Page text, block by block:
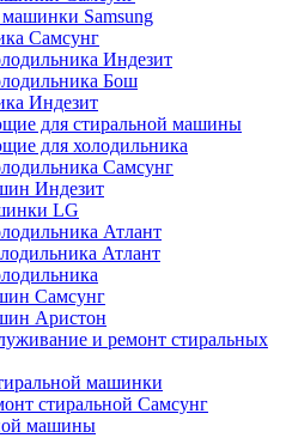
Samsung
Самсунг
Индезит
Бош
Индезит
для стиральной машины
для холодильника
Самсунг
Индезит
LG
Атлант
Атлант
Самсунг
Аристон
и ремонт стиральных
машинки
стиральной Самсунг
машины